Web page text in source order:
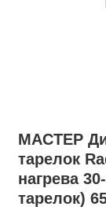
МАСТЕР
тарелок
нагрева
тарелок)